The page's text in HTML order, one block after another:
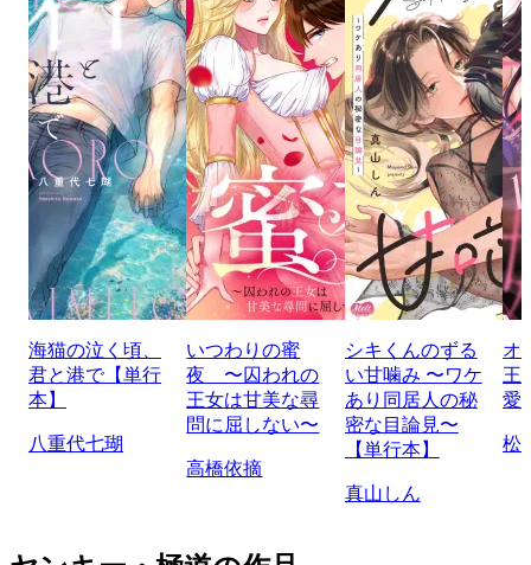
海猫の泣く頃、
君と港で【単行
本】
八重代七瑚
いつわりの蜜
夜 〜囚われの
王女は甘美な尋
問に屈しない〜
高橋依摘
シキくんのずる
い甘噛み 〜ワケ
あり同居人の秘
密な目論見〜
【単行本】
真山しん
オ
王
愛
松